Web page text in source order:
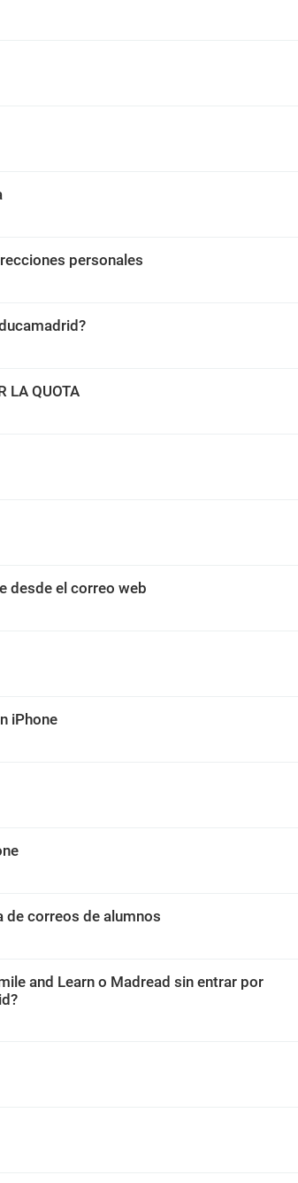
personales
LA QUOTA
desde el correo web
iPhone
de correos de alumnos
and Learn o Madread sin entrar por